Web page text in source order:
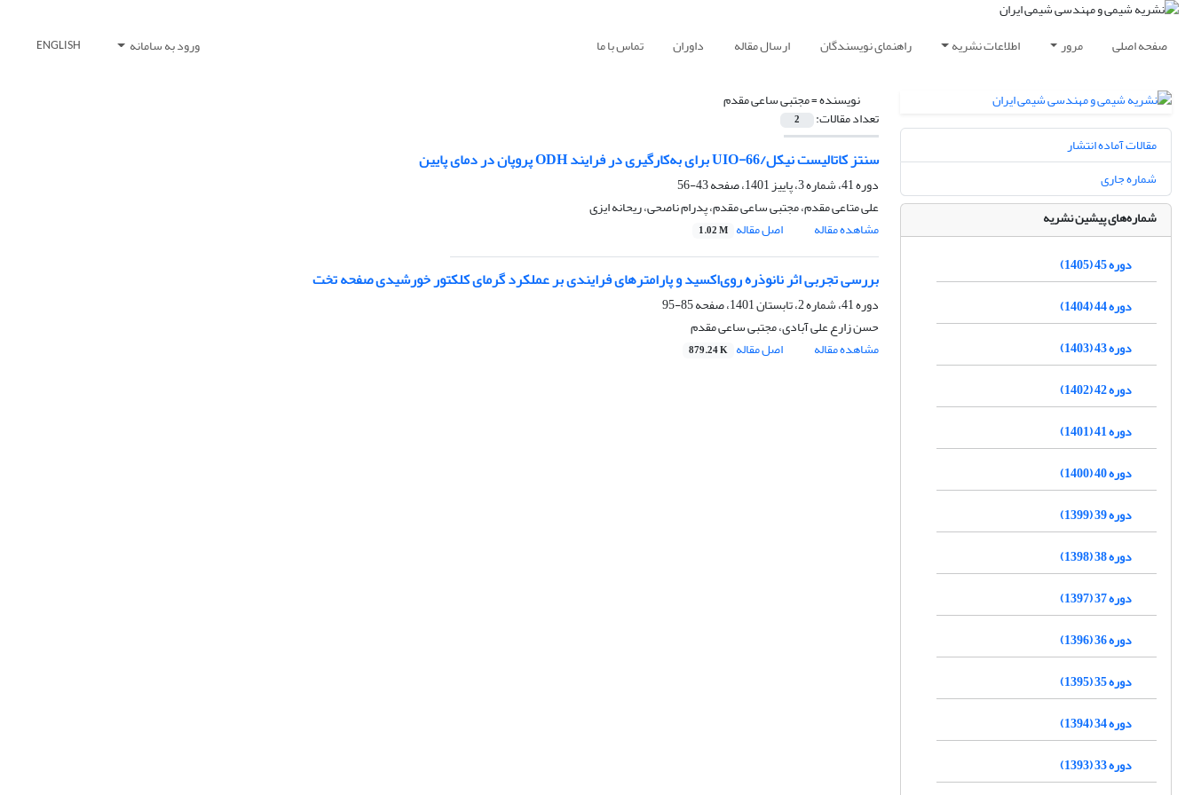
صفحه اصلی مرور اطلاعات نشریه راهنمای نویسندگان ارسال مقاله داوران تماس با ما ورود به سامانه ENGLISH
نویسنده =مجتبی ساعی مقدم
تعداد مقالات: 2
سنتز کاتالیست نیکل/UIO-66 برای به‌کارگیری در فرایند ODH پروپان در دمای پایین
دوره 41، شماره 3، پاییز 1401، صفحه
43-56
علی متاعی مقدم، مجتبی ساعی مقدم، پدرام ناصحی، ریحانه ایزی
مشاهده مقاله
اصل مقاله 1.02 M
بررسی تجربی اثر نانوذره روی‌اکسید و پارامترهای فرایندی بر عملکرد گرمای کلکتور خورشیدی صفحه تخت
دوره 41، شماره 2، تابستان 1401، صفحه
85-95
حسن زارع علی آبادی، مجتبی ساعی مقدم
مشاهده مقاله
اصل مقاله 879.24 K
مقالات آماده انتشار
شماره جاری
شماره‌های پیشین نشریه
دوره 45 (1405)
دوره 44 (1404)
دوره 43 (1403)
دوره 42 (1402)
دوره 41 (1401)
دوره 40 (1400)
دوره 39 (1399)
دوره 38 (1398)
دوره 37 (1397)
دوره 36 (1396)
دوره 35 (1395)
دوره 34 (1394)
دوره 33 (1393)